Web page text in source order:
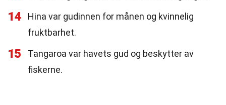
14
Hina var gudinnen for månen og kvinnelig
fruktbarhet.
15
Tangaroa var havets gud og beskytter av
fiskerne.